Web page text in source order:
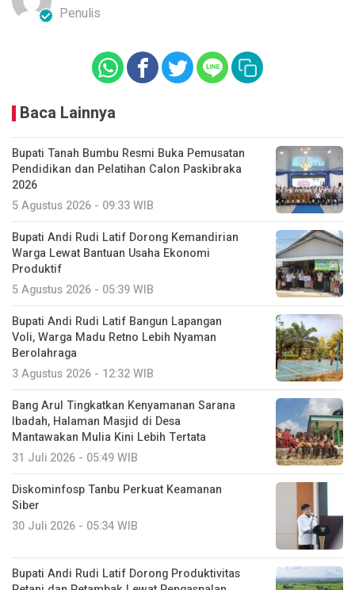
Penulis
Baca Lainnya
Bupati Tanah Bumbu Resmi Buka Pemusatan
Pendidikan dan Pelatihan Calon Paskibraka
2026
5 Agustus 2026 - 09:33 WIB
Bupati Andi Rudi Latif Dorong Kemandirian
Warga Lewat Bantuan Usaha Ekonomi
Produktif
5 Agustus 2026 - 05:39 WIB
Bupati Andi Rudi Latif Bangun Lapangan
Voli, Warga Madu Retno Lebih Nyaman
Berolahraga
3 Agustus 2026 - 12:32 WIB
Bang Arul Tingkatkan Kenyamanan Sarana
Ibadah, Halaman Masjid di Desa
Mantawakan Mulia Kini Lebih Tertata
31 Juli 2026 - 05:49 WIB
Diskominfosp Tanbu Perkuat Keamanan
Siber
30 Juli 2026 - 05:34 WIB
Bupati Andi Rudi Latif Dorong Produktivitas